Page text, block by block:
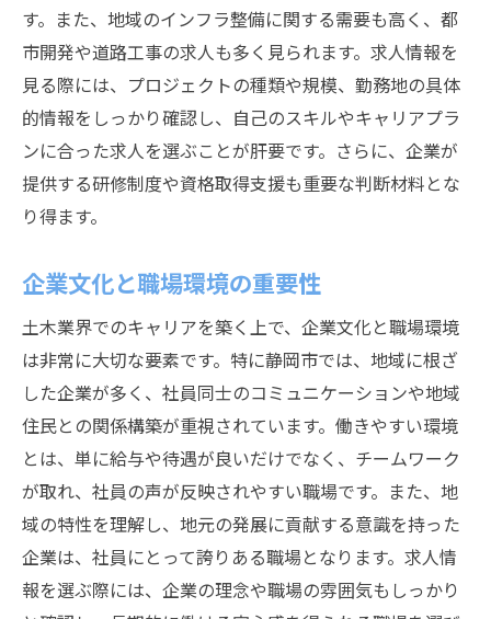
す。また、地域のインフラ整備に関する需要も高く、都
市開発や道路工事の求人も多く見られます。求人情報を
見る際には、プロジェクトの種類や規模、勤務地の具体
的情報をしっかり確認し、自己のスキルやキャリアプラ
ンに合った求人を選ぶことが肝要です。さらに、企業が
提供する研修制度や資格取得支援も重要な判断材料とな
り得ます。
企業文化と職場環境の重要性
土木業界でのキャリアを築く上で、企業文化と職場環境
は非常に大切な要素です。特に静岡市では、地域に根ざ
した企業が多く、社員同士のコミュニケーションや地域
住民との関係構築が重視されています。働きやすい環境
とは、単に給与や待遇が良いだけでなく、チームワーク
が取れ、社員の声が反映されやすい職場です。また、地
域の特性を理解し、地元の発展に貢献する意識を持った
企業は、社員にとって誇りある職場となります。求人情
報を選ぶ際には、企業の理念や職場の雰囲気もしっかり